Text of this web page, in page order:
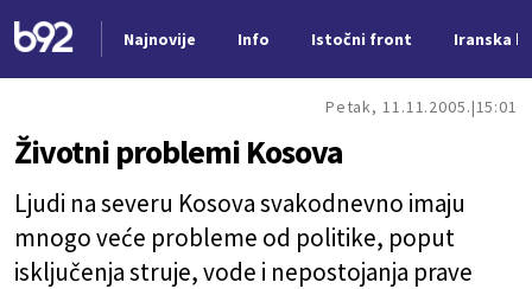
Najnovije Info Istočni front Iranska
Petak, 11.11.2005. 15:01
Životni problemi Kosova
Ljudi na severu Kosova svakodnevno imaju
mnogo veće probleme od politike, poput
isključenja struje, vode i nepostojanja prave